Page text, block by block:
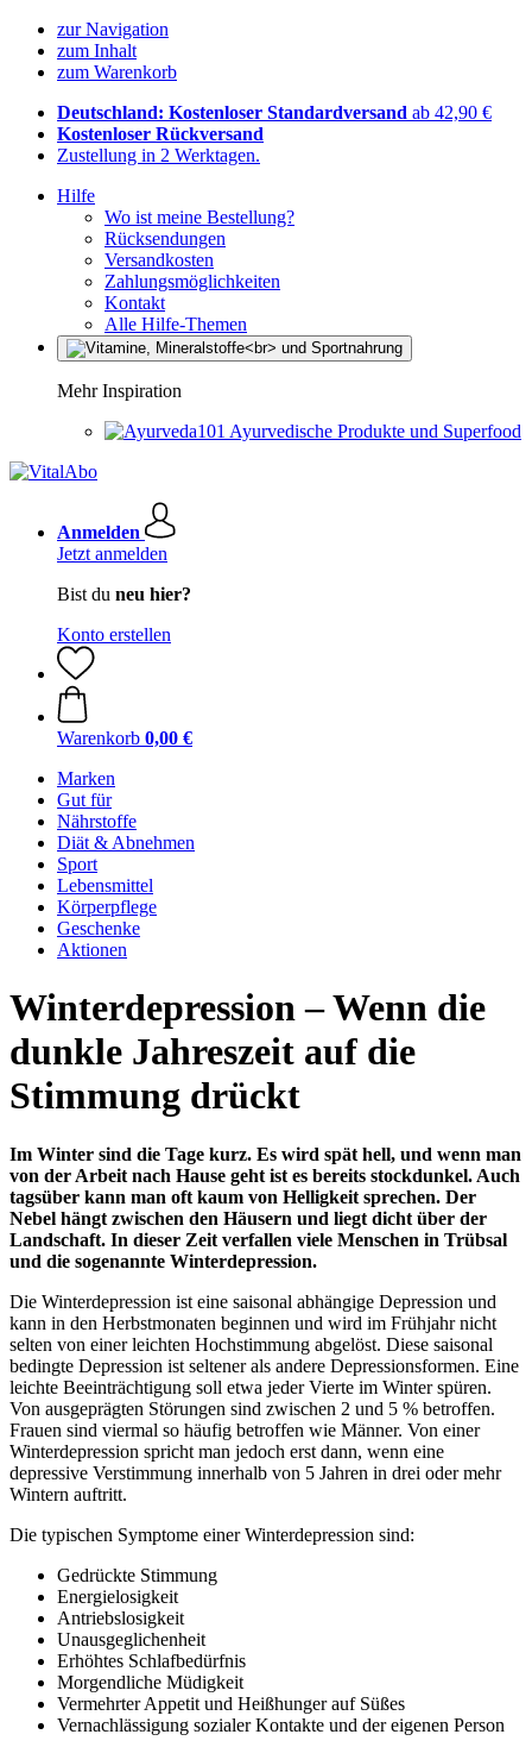
zur Navigation
zum Inhalt
zum Warenkorb
Deutschland: Kostenloser Standardversand ab 42,90 €
Kostenloser Rückversand
Zustellung in 2 Werktagen.
Hilfe
Wo ist meine Bestellung?
Rücksendungen
Versandkosten
Zahlungsmöglichkeiten
Kontakt
Alle Hilfe-Themen
Mehr Inspiration
Ayurvedische Produkte und Superfood
Anmelden
Jetzt anmelden
Bist du neu hier?
Konto erstellen
Warenkorb 0,00 €
Marken
Gut für
Nährstoffe
Diät & Abnehmen
Sport
Lebensmittel
Körperpflege
Geschenke
Aktionen
Winterdepression – Wenn die
dunkle Jahreszeit auf die
Stimmung drückt
Im Winter sind die Tage kurz. Es wird spät hell, und wenn man
von der Arbeit nach Hause geht ist es bereits stockdunkel. Auch
tagsüber kann man oft kaum von Helligkeit sprechen. Der
Nebel hängt zwischen den Häusern und liegt dicht über der
Landschaft. In dieser Zeit verfallen viele Menschen in Trübsal
und die sogenannte Winterdepression.
Die Winterdepression ist eine saisonal abhängige Depression und
kann in den Herbstmonaten beginnen und wird im Frühjahr nicht
selten von einer leichten Hochstimmung abgelöst. Diese saisonal
bedingte Depression ist seltener als andere Depressionsformen. Eine
leichte Beeinträchtigung soll etwa jeder Vierte im Winter spüren.
Von ausgeprägten Störungen sind zwischen 2 und 5 % betroffen.
Frauen sind viermal so häufig betroffen wie Männer. Von einer
Winterdepression spricht man jedoch erst dann, wenn eine
depressive Verstimmung innerhalb von 5 Jahren in drei oder mehr
Wintern auftritt.
Die typischen Symptome einer Winterdepression sind:
Gedrückte Stimmung
Energielosigkeit
Antriebslosigkeit
Unausgeglichenheit
Erhöhtes Schlafbedürfnis
Morgendliche Müdigkeit
Vermehrter Appetit und Heißhunger auf Süßes
Vernachlässigung sozialer Kontakte und der eigenen Person